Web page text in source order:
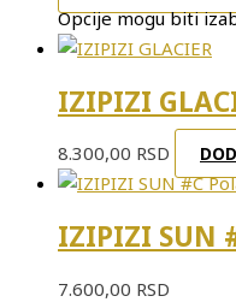
Opcije mogu biti
IZIPIZI
8.300,00 RSD
IZIPIZI SUN
7.600,00 RSD